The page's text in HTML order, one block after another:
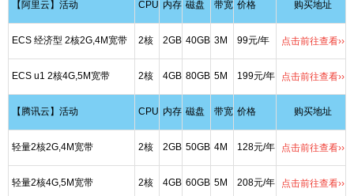
【阿里云】活动 CPU 内存 磁盘 带宽 价格 购买地址
ECS 经济型 2核2G,4M宽带 2核 2GB 40GB 3M 99元/年 点击前往查看››
ECS u1 2核4G,5M宽带 2核 4GB 80GB 5M 199元/年 点击前往查看››
【腾讯云】活动 CPU 内存 磁盘 带宽 价格 购买地址
轻量2核2G,4M宽带 2核 2GB 50GB 4M 128元/年 点击前往查看››
轻量2核4G,5M宽带 2核 4GB 60GB 5M 208元/年 点击前往查看››